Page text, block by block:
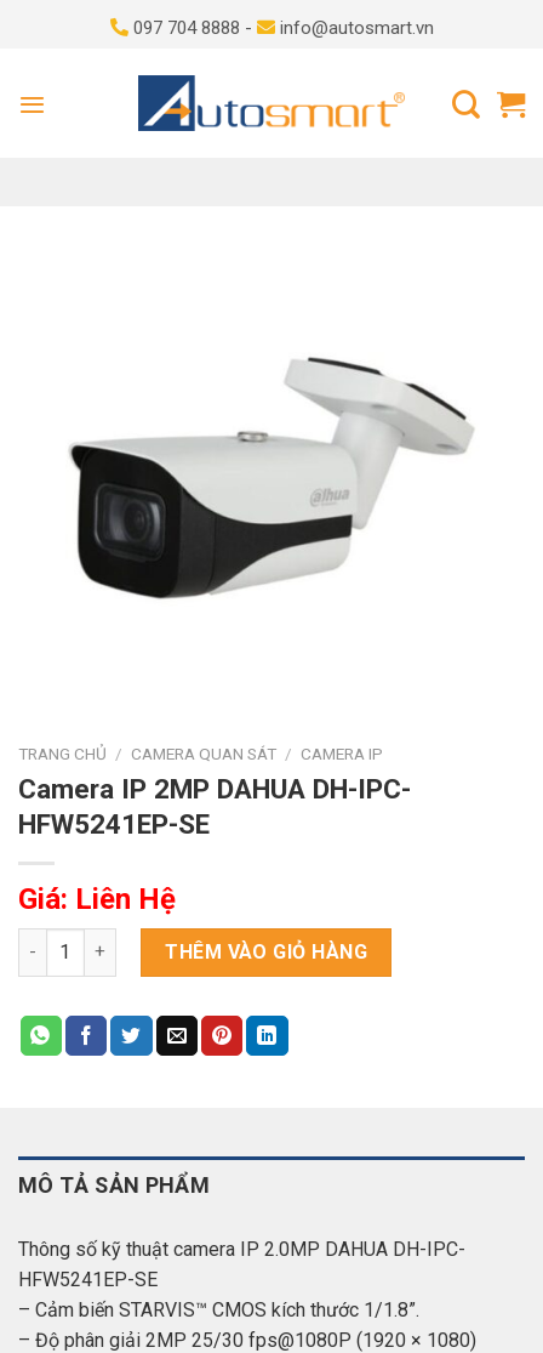
097 704 8888 - info@autosmart.vn
TRANG CHỦ / CAMERA QUAN SÁT / CAMERA IP
Camera IP 2MP DAHUA DH-IPC-
HFW5241EP-SE
Giá: Liên Hệ
Camera IP 2MP DAHUA DH-IPC-HFW5241EP-SE số lượng
THÊM VÀO GIỎ HÀNG
MÔ TẢ SẢN PHẨM
Thông số kỹ thuật camera IP 2.0MP DAHUA DH-IPC-
HFW5241EP-SE
– Cảm biến STARVIS™ CMOS kích thước 1/1.8”.
– Độ phân giải 2MP 25/30 fps@1080P (1920 × 1080)